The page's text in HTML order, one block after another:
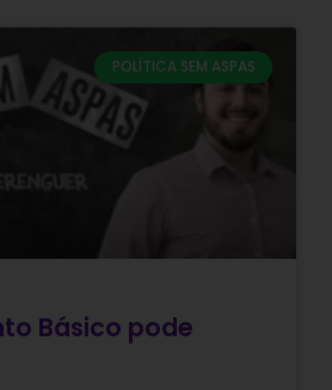
POLÍTICA SEM ASPAS
Básico pode